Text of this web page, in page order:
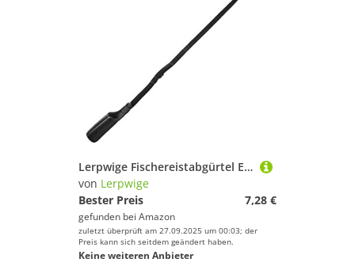
Lerpwige Fischereistabgürtel Ersatz Tiespixe Deckbedeckungen Set Guards Gürtel Einfach Zu Bedienende Fischereistabdeckung Set
von Lerpwige
Bester Preis
7,28 €
gefunden bei Amazon
zuletzt überprüft am 27.09.2025 um 00:03; der
Preis kann sich seitdem geändert haben.
Keine weiteren Anbieter